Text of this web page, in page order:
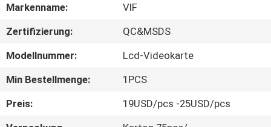
AUSFLUG
QUALITÄTSKONTROLLE
TRETEN
Markenname:
VIF
Zertifizierung:
QC&MSDS
Modellnummer:
Lcd-Videokarte
Min Bestellmenge:
1PCS
Preis:
19USD/pcs -25USD/pcs